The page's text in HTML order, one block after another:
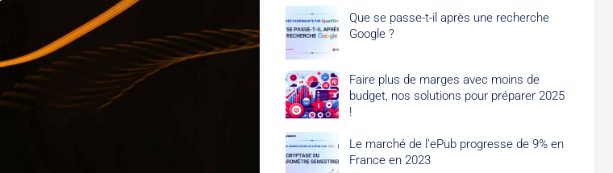
Que se passe-t-il après une recherche
Google ?
Faire plus de marges avec moins de
budget, nos solutions pour préparer 2025
!
Le marché de l’ePub progresse de 9% en
France en 2023